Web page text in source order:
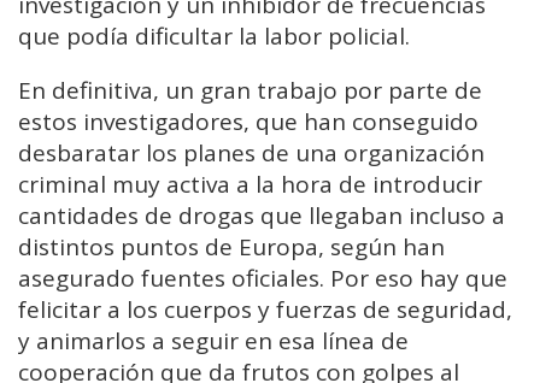
que podía dificultar la labor policial.
En definitiva, un gran trabajo por parte de
estos investigadores, que han conseguido
desbaratar los planes de una organización
criminal muy activa a la hora de introducir
cantidades de drogas que llegaban incluso a
distintos puntos de Europa, según han
asegurado fuentes oficiales. Por eso hay que
felicitar a los cuerpos y fuerzas de seguridad,
y animarlos a seguir en esa línea de
cooperación que da frutos con golpes al